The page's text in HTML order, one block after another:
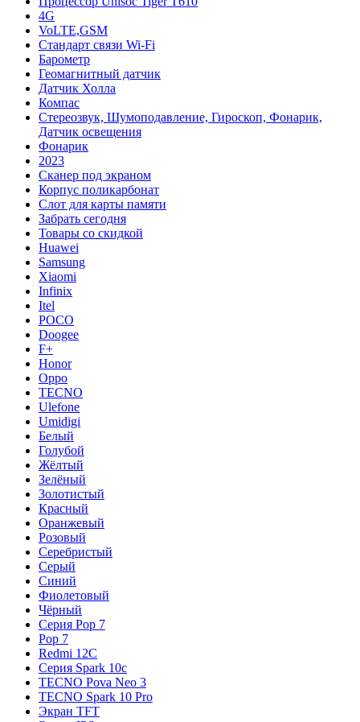
4G
VoLTE,GSM
Cтандарт связи Wi-Fi
Барометр
Геомагнитный датчик
Датчик Холла
Компас
Стереозвук, Шумоподавление, Гироскоп, Фонарик,
Датчик освещения
Фонарик
2023
Сканер под экраном
Корпус поликарбонат
Слот для карты памяти
Забрать сегодня
Товары со скидкой
Huawei
Samsung
Xiaomi
Infinix
Itel
POCO
Doogee
F+
Honor
Oppo
TECNO
Ulefone
Umidigi
Белый
Голубой
Жёлтый
Зелёный
Золотистый
Красный
Оранжевый
Розовый
Серебристый
Серый
Синий
Фиолетовый
Чёрный
Серия Pop 7
Pop 7
Redmi 12C
Серия Spark 10c
TECNO Pova Neo 3
TECNO Spark 10 Pro
Экран TFT